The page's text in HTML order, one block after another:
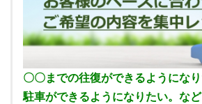
〇〇までの往復ができるようになり
駐車ができるようになりたい。など